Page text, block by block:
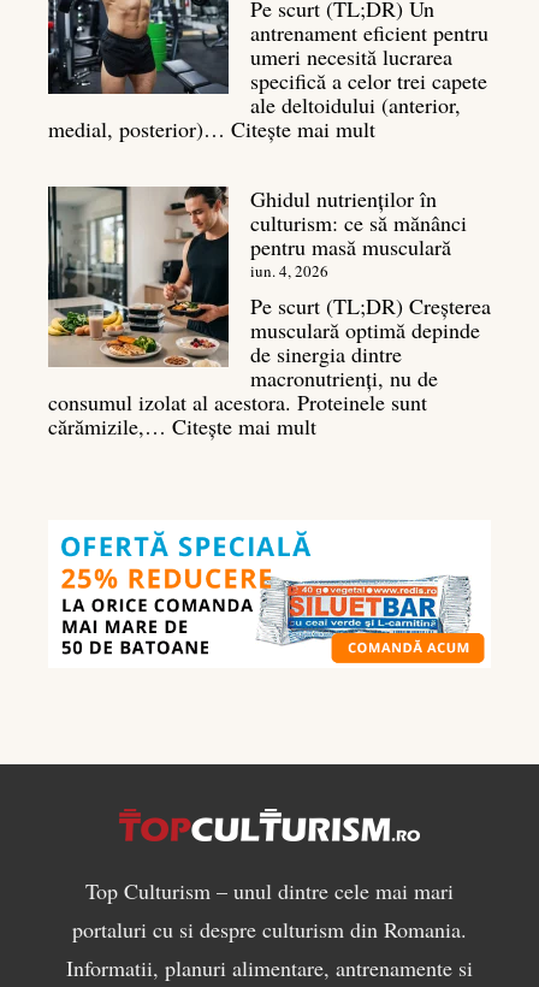
masei
musculare
Pe scurt (TL;DR) Un
antrenament eficient pentru
umeri necesită lucrarea
specifică a celor trei capete
ale deltoidului (anterior,
medial, posterior)… Citește mai mult:
Ghid
complet
pentru
3D
Ghidul nutrienților în
culturism: ce să mănânci
pentru masă musculară
iun. 4, 2026
Pe scurt (TL;DR) Creșterea
musculară optimă depinde
de sinergia dintre
macronutrienți, nu de
consumul izolat al acestora. Proteinele sunt
cărămizile,… Citește mai mult:
mănânci
pentru
masă
musculară
Top Culturism – unul dintre cele mai mari
portaluri cu si despre culturism din Romania.
Informatii, planuri alimentare, antrenamente si